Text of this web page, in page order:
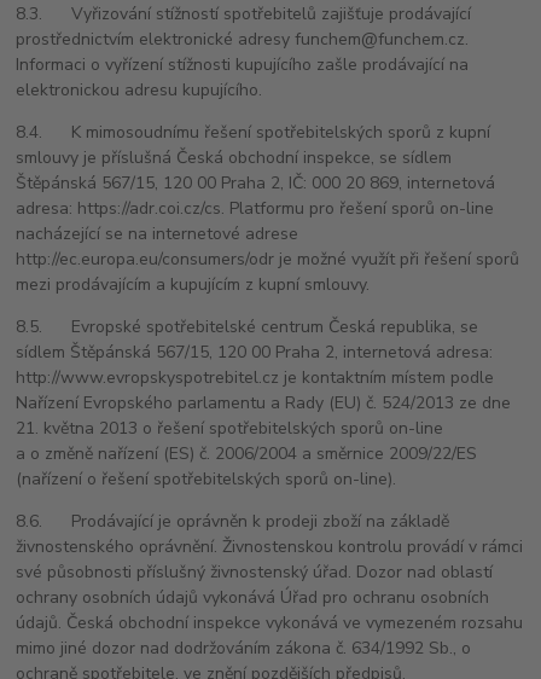
8.3. Vyřizování stížností spotřebitelů zajišťuje prodávající
prostřednictvím elektronické adresy funchem@funchem.cz.
Informaci o vyřízení stížnosti kupujícího zašle prodávající na
elektronickou adresu kupujícího.
8.4. K mimosoudnímu řešení spotřebitelských sporů z kupní
smlouvy je příslušná Česká obchodní inspekce, se sídlem
Štěpánská 567/15, 120 00 Praha 2, IČ: 000 20 869, internetová
adresa: https://adr.coi.cz/cs. Platformu pro řešení sporů on-line
nacházející se na internetové adrese
http://ec.europa.eu/consumers/odr je možné využít při řešení sporů
mezi prodávajícím a kupujícím z kupní smlouvy.
8.5. Evropské spotřebitelské centrum Česká republika, se
sídlem Štěpánská 567/15, 120 00 Praha 2, internetová adresa:
http://www.evropskyspotrebitel.cz je kontaktním místem podle
Nařízení Evropského parlamentu a Rady (EU) č. 524/2013 ze dne
21. května 2013 o řešení spotřebitelských sporů on-line
a o změně nařízení (ES) č. 2006/2004 a směrnice 2009/22/ES
(nařízení o řešení spotřebitelských sporů on-line).
8.6. Prodávající je oprávněn k prodeji zboží na základě
živnostenského oprávnění. Živnostenskou kontrolu provádí v rámci
své působnosti příslušný živnostenský úřad. Dozor nad oblastí
ochrany osobních údajů vykonává Úřad pro ochranu osobních
údajů. Česká obchodní inspekce vykonává ve vymezeném rozsahu
mimo jiné dozor nad dodržováním zákona č. 634/1992 Sb., o
ochraně spotřebitele, ve znění pozdějších předpisů.